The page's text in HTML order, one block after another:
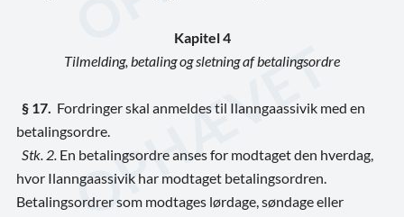
Kapitel 4
Tilmelding, betaling og sletning af betalingsordre
§ 17. Fordringer skal anmeldes til Ilanngaassivik med en
betalingsordre.
Stk. 2. En betalingsordre anses for modtaget den hverdag,
hvor Ilanngaassivik har modtaget betalingsordren.
Betalingsordrer som modtages lørdage, søndage eller